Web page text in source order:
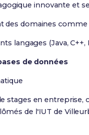
innovante et
des domaines comme
langages (Java, C++,
de données
stages en
de l'IUT de